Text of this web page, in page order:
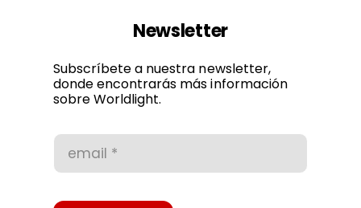
Política de privacidad
Accesibilidad
Newsletter
Subscríbete a nuestra newsletter,
donde encontrarás más información
sobre Worldlight.